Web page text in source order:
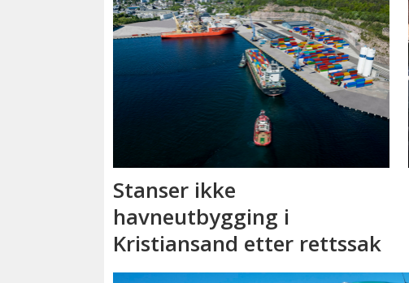
Stanser ikke
havneutbygging i
Kristiansand etter rettssak